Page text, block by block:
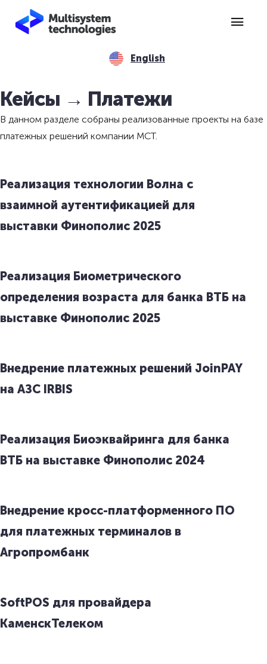
English
Кейсы → Платежи
В данном разделе собраны реализованные проекты на базе
платежных решений компании МСТ.
Реализация технологии Волна с
взаимной аутентификацией для
выставки Финополис 2025
Реализация Биометрического
определения возраста для банка ВТБ на
выставке Финополис 2025
Внедрение платежных решений JoinPAY
на АЗС IRBIS
Реализация Биоэквайринга для банка
ВТБ на выставке Финополис 2024
Внедрение кросс-платформенного ПО
для платежных терминалов в
Агропромбанк
SoftPOS для провайдера
КаменскТелеком